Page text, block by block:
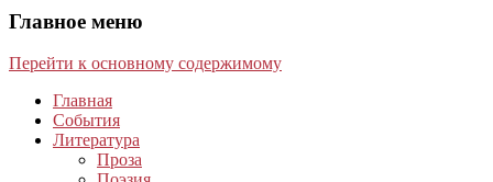
Главное меню
Перейти к основному содержимому
Главная
События
Литература
Проза